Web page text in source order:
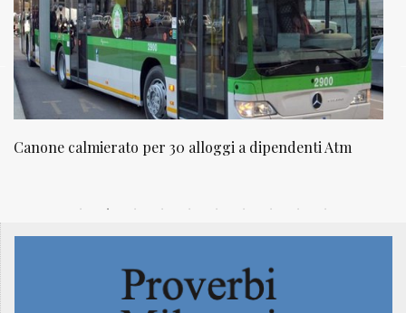
Canone calmierato per 30 alloggi a dipendenti Atm